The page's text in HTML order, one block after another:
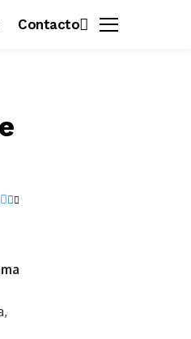
Contacto